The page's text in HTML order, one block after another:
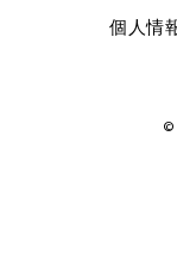
個人情
©